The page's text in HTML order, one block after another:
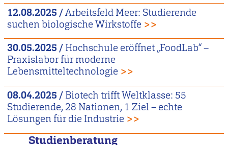
12.08.2025 /Arbeitsfeld Meer: Studierende
suchen biologische Wirkstoffe >>
30.05.2025 / Hochschule eröffnet „FoodLab“ –
Praxislabor für moderne
Lebensmitteltechnologie >>
08.04.2025 / Biotech trifft Weltklasse: 55
Studierende, 28 Nationen, 1 Ziel – echte
Lösungen für die Industrie >>
Studienberatung